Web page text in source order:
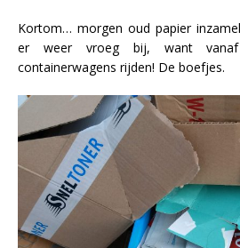
Kortom… morgen oud papier
er weer vroeg bij, want
containerwagens rijden! De boefjes.